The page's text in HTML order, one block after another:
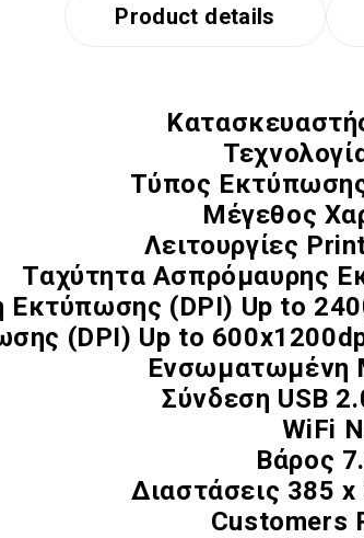
Product details
Τύπος
Μέγεθος
Λειτουργίες
Ταχύτητα Ασπρόμαυρης
Εκτύπωσης (DPI) Up to
(DPI) Up to
Ενσωματωμένη
Σύνδεση USB
WiFi
Βάρος
Διαστάσεις 385
Customers